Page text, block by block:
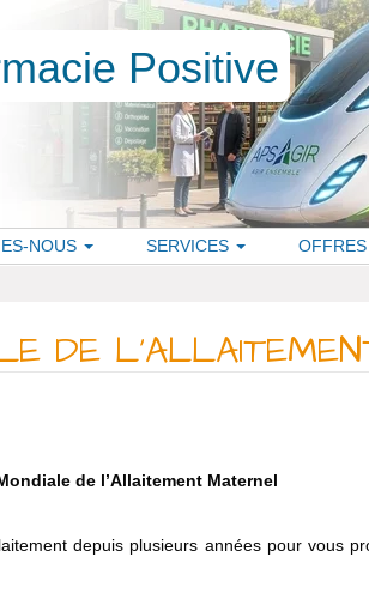
NOUS SERVICES
DE
de l’Allaitement Maternel
depuis plusieurs années pour vous